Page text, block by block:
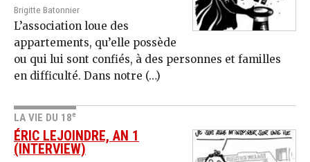
Brigitte Batonnier
L’association loue des
appartements, qu’elle possède
ou qui lui sont confiés, à des personnes et familles
en difficulté. Dans notre (…)
LA VIE DU 18e
ÉRIC LEJOINDRE, AN 1
(INTERVIEW)